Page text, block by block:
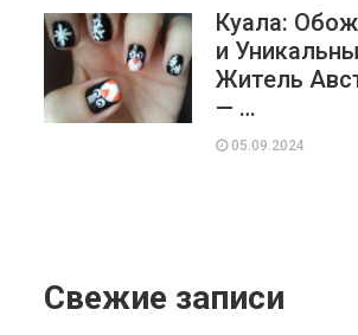
Куала:
и
Житель
— …
05.09.2024
Свежие записи